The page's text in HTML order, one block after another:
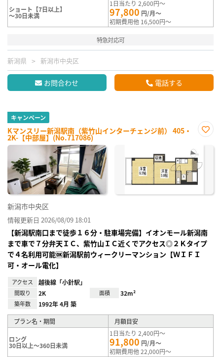
ショート【7日以上】
～30日未満
1日当たり 2,600円～
97,800 円/月～
初期費用他 16,500円～
特急対応可
新潟県 新潟市中央区
お問合わせ 電話する
キャンペーン
Kマンスリー新潟駅南（紫竹山インターチェンジ前） 405・
2K-【中部屋】(No.717086)
に入
録
新潟市中央区
情報更新日 2026/08/09 18:01
【新潟駅南口まで徒歩１６分・駐車場完備】イオンモール新潟南
まで車で７分弁天ＩＣ、紫竹山ＩＣ近くでアクセス◎２Ｋタイプ
で４名利用可能🆗新潟駅前ウィークリーマンション【ＷＩＦＩ
可・オール電化】
アクセス 越後線「小針駅」
間取り 2K 面積 32m²
築年数 1992年 4月 築
プラン名・期間 月額目安
ロング
30日以上～360日未満
1日当たり 2,400円～
91,800 円/月～
初期費用他 22,000円～